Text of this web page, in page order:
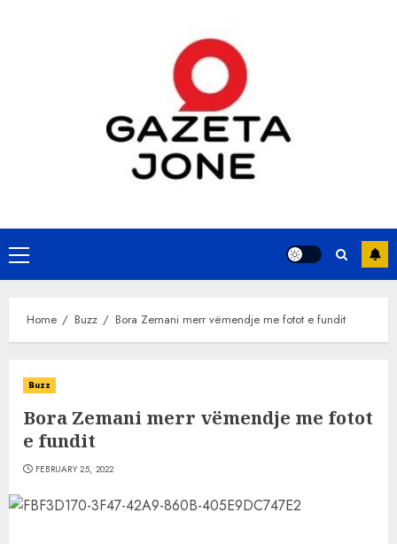
Primary
Menu
Home Buzz Bora Zemani merr vëmendje me fotot e fundit
Buzz
Bora Zemani merr vëmendje me fotot
e fundit
FEBRUARY 25, 2022